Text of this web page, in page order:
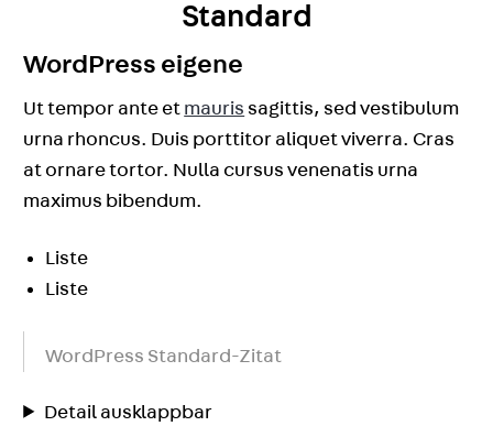
Standard
WordPress eigene
Ut tempor ante et mauris sagittis, sed vestibulum
urna rhoncus. Duis porttitor aliquet viverra. Cras
at ornare tortor. Nulla cursus venenatis urna
maximus bibendum.
Liste
Liste
WordPress Standard-Zitat
Detail ausklappbar